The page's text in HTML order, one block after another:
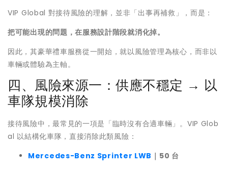
VIP Global 對接待風險的理解，並非「出事再補救」，而是：
把可能出現的問題，在服務設計階段就消化掉。
因此，其豪華禮車服務從一開始，就以風險管理為核心，而非以
車輛或體驗為主軸。
四、風險來源一：供應不穩定 → 以
車隊規模消除
接待風險中，最常見的一項是「臨時沒有合適車輛」。VIP Glob
al 以結構化車隊，直接消除此類風險：
Mercedes-Benz Sprinter LWB ｜50 台